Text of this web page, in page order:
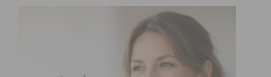
obtenha de forma regular a informação
atualizada.